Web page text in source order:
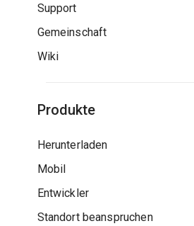
Support
Gemeinschaft
Wiki
Produkte
Herunterladen
Mobil
Entwickler
Standort beanspruchen